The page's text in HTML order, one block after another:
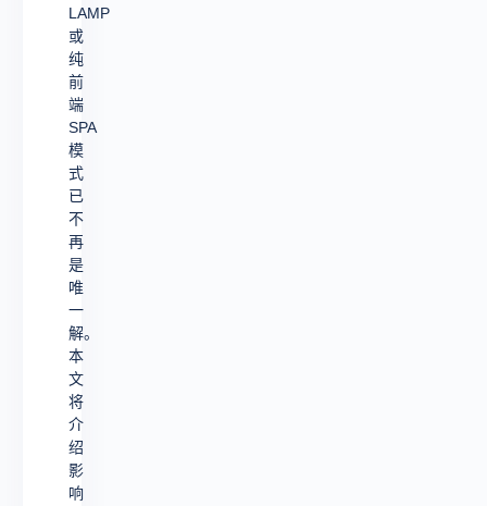
LAMP
或
纯
前
端
SPA
模
式
已
不
再
是
唯
一
解。
本
文
将
介
绍
影
响